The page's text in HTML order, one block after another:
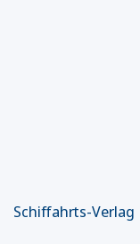
Schiffahrts-Verlag